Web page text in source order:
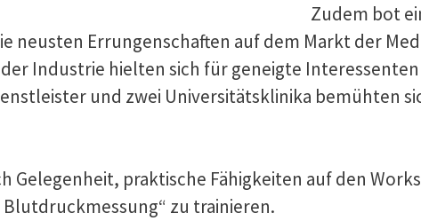
Zudem bot
neusten Errungenschaften auf dem Markt der
Industrie hielten sich für geneigte
und zwei Universitätsklinika bemühten
Gelegenheit, praktische Fähigkeiten auf den
zu trainieren.